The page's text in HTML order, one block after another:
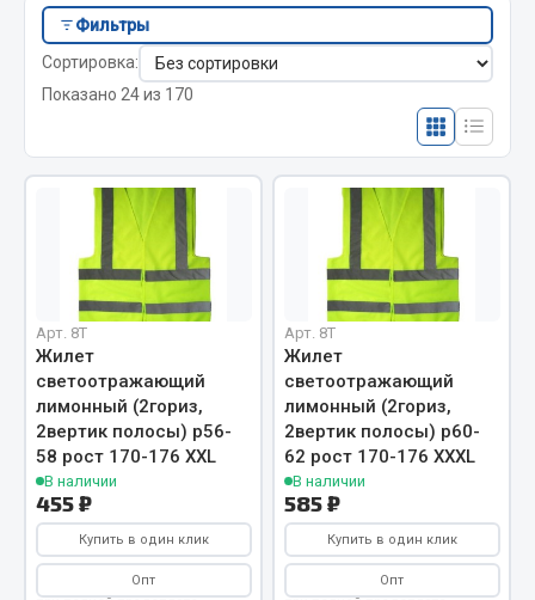
Весь раздел
Автономные воздушные отопители
Жидкостные подогреватели
Отопители салона
Подогреватели тосола
Весь раздел
Автотовары
Автозвук
Автокаталоги
Аксессуары автомобильные
Аптечки и знаки автомобильные
Брызговики
Фильтры
Сортировка:
Показано 24 из 170
Арт. 8T
Жилет
светоотражающий
лимонный (2гориз,
2вертик полосы) р56-
58 рост 170-176 XXL
В наличии
455 ₽
Купить в один клик
Опт
Арт. 8T
Жилет
светоотражающий
лимонный (2гориз,
2вертик полосы) р60-
62 рост 170-176 XXXL
В наличии
585 ₽
Купить в один клик
Опт